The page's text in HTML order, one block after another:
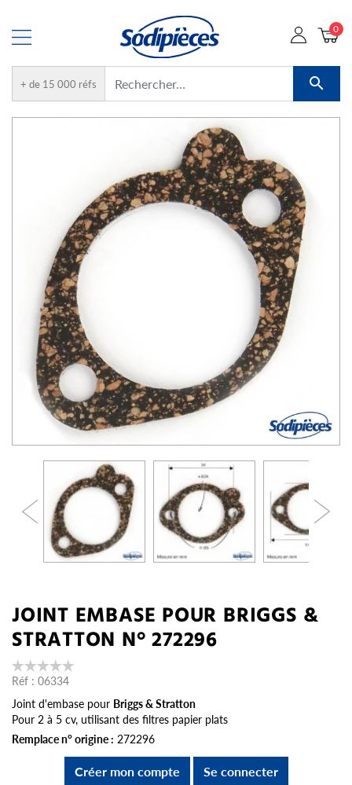
+ de 15 000 réfs 
0
JOINT EMBASE POUR BRIGGS &
STRATTON N° 272296
Réf : 06334
Joint d'embase pour Briggs & Stratton
Pour 2 à 5 cv, utilisant des filtres papier plats
Remplace n° origine : 272296
Créer mon compte
Se connecter